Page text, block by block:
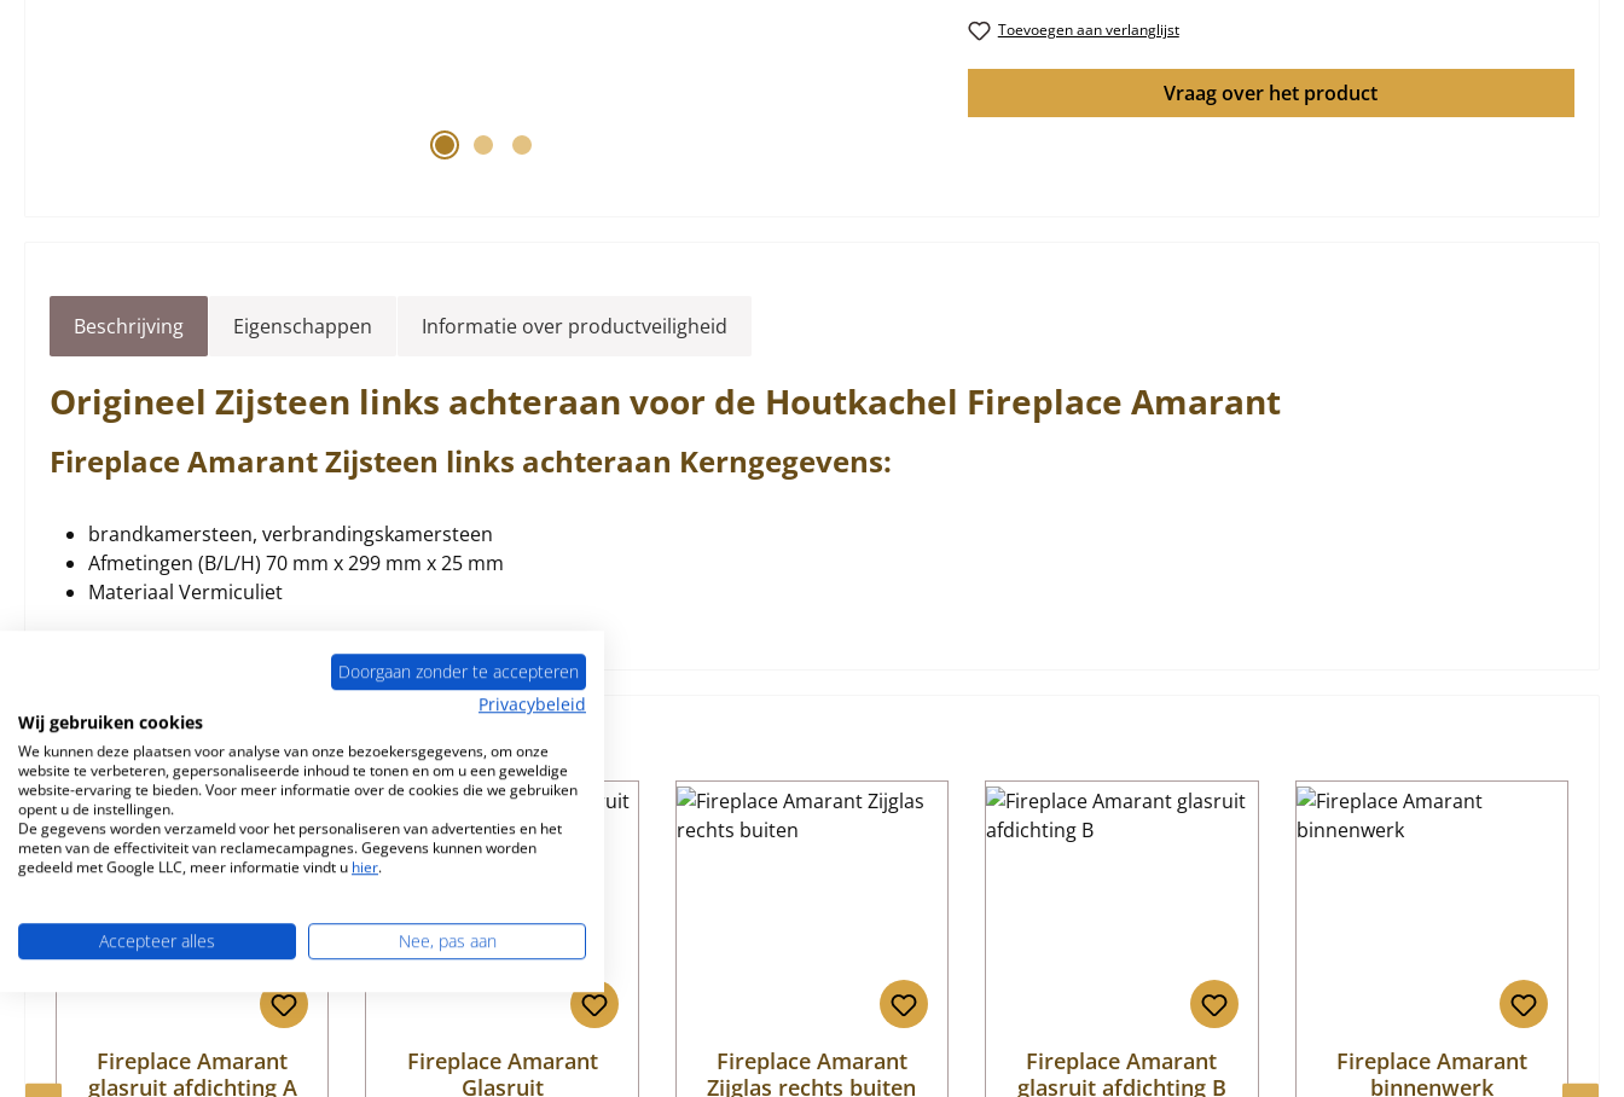
Toevoegen aan verlanglijst
Vraag over het product
Beschrijving Eigenschappen Informatie over productveiligheid
Origineel Zijsteen links achteraan voor de Houtkachel Fireplace Amarant
FireplaceAmarantZijsteen links achteraan Kerngegevens:
brandkamersteen, verbrandingskamersteen
Afmetingen (B/L/H) 70 mm x 299 mm x 25 mm
Materiaal Vermiculiet
Vergelijkbare producten
Productgalerij overslaan
Fireplace Amarant
glasruit afdichting A
Fireplace Amarant
Glasruit
Fireplace Amarant
Zijglas rechts buiten
Fireplace Amarant
glasruit afdichting B
Fireplace Amarant
binnenwerk
Doorgaan zonder te accepteren
Privacybeleid
Wij gebruiken cookies
We kunnen deze plaatsen voor analyse van onze bezoekersgegevens, om onze
website te verbeteren, gepersonaliseerde inhoud te tonen en om u een geweldige
website-ervaring te bieden. Voor meer informatie over de cookies die we gebruiken
opent u de instellingen.
De gegevens worden verzameld voor het personaliseren van advertenties en het
meten van de effectiviteit van reclamecampagnes. Gegevens kunnen worden
gedeeld met Google LLC, meer informatie vindt u hier.
Accepteer alles Nee, pas aan